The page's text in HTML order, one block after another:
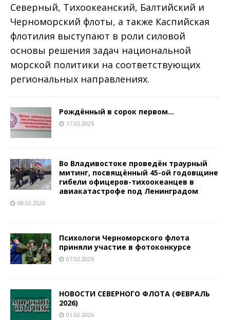
Северный, Тихоокеанский, Балтийский и
Черноморский флоты, а также Каспийская
флотилия выступают в роли силовой
основы решения задач национальной
морской политики на соответствующих
региональных направлениях.
Рождённый в сорок первом…
17.02.2026
Во Владивостоке проведён траурный
митинг, посвящённый 45-ой годовщине
гибели офицеров-тихоокеанцев в
авиакатастрофе под Ленинградом
08.02.2026
Психологи Черноморского флота
приняли участие в фотоконкурсе
07.02.2026
НОВОСТИ СЕВЕРНОГО ФЛОТА (ФЕВРАЛЬ
2026)
01.02.2026